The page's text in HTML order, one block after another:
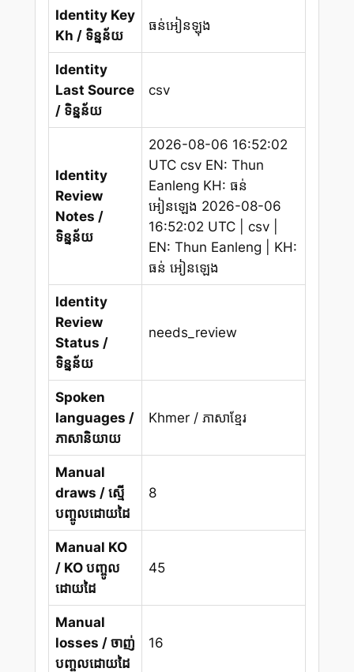
Identity Key
Kh / ទិន្នន័យ
ធន់អៀនឡុង
Identity
Last Source
/ ទិន្នន័យ
csv
Identity
Review
Notes /
ទិន្នន័យ
2026-08-06 16:52:02
UTC csv EN: Thun
Eanleng KH: ធន់
អៀនឡេង 2026-08-06
16:52:02 UTC | csv |
EN: Thun Eanleng | KH:
ធន់ អៀនឡេង
Identity
Review
Status /
ទិន្នន័យ
needs_review
Spoken
languages /
ភាសានិយាយ
Khmer / ភាសាខ្មែរ
Manual
draws / ស្មើ
បញ្ចូលដោយដៃ
8
Manual KO
/ KO បញ្ចូល
ដោយដៃ
45
Manual
losses / ចាញ់
បញ្ចូលដោយដៃ
16